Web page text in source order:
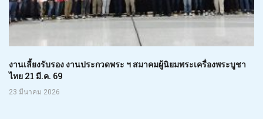
งานเลี้ยงรับรอง งานประกวดพระ ฯ สมาคมผู้นิยมพระเครื่องพระบูชา
ไทย 21 มี.ค. 69
23 มีนาคม 2026